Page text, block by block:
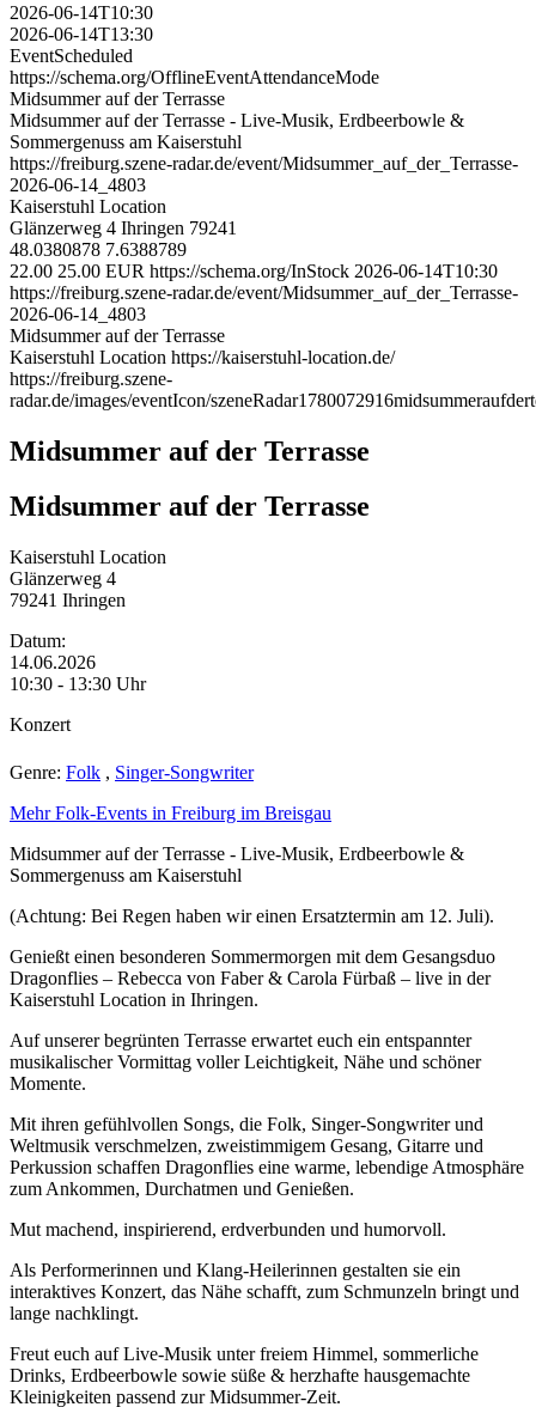
2026-06-14T10:30
2026-06-14T13:30
EventScheduled
https://schema.org/OfflineEventAttendanceMode
Midsummer auf der Terrasse
Midsummer auf der Terrasse - Live-Musik, Erdbeerbowle &
Sommergenuss am Kaiserstuhl
https://freiburg.szene-radar.de/event/Midsummer_auf_der_Terrasse-
2026-06-14_4803
Kaiserstuhl Location
Glänzerweg 4 Ihringen 79241
48.0380878 7.6388789
22.00 25.00 EUR https://schema.org/InStock 2026-06-14T10:30
https://freiburg.szene-radar.de/event/Midsummer_auf_der_Terrasse-
2026-06-14_4803
Midsummer auf der Terrasse
Kaiserstuhl Location https://kaiserstuhl-location.de/
https://freiburg.szene-
radar.de/images/eventIcon/
Midsummer auf der Terrasse
Midsummer auf der Terrasse
Kaiserstuhl Location
Glänzerweg 4
79241 Ihringen
Datum:
14.06.2026
10:30 - 13:30 Uhr
Konzert
Genre: Folk , Singer-Songwriter
Mehr Folk-Events in Freiburg im Breisgau
Midsummer auf der Terrasse - Live-Musik, Erdbeerbowle &
Sommergenuss am Kaiserstuhl
(Achtung: Bei Regen haben wir einen Ersatztermin am 12. Juli).
Genießt einen besonderen Sommermorgen mit dem Gesangsduo
Dragonflies – Rebecca von Faber & Carola Fürbaß – live in der
Kaiserstuhl Location in Ihringen.
Auf unserer begrünten Terrasse erwartet euch ein entspannter
musikalischer Vormittag voller Leichtigkeit, Nähe und schöner
Momente.
Mit ihren gefühlvollen Songs, die Folk, Singer-Songwriter und
Weltmusik verschmelzen, zweistimmigem Gesang, Gitarre und
Perkussion schaffen Dragonflies eine warme, lebendige Atmosphäre
zum Ankommen, Durchatmen und Genießen.
Mut machend, inspirierend, erdverbunden und humorvoll.
Als Performerinnen und Klang-Heilerinnen gestalten sie ein
interaktives Konzert, das Nähe schafft, zum Schmunzeln bringt und
lange nachklingt.
Freut euch auf Live-Musik unter freiem Himmel, sommerliche
Drinks, Erdbeerbowle sowie süße & herzhafte hausgemachte
Kleinigkeiten passend zur Midsummer-Zeit.